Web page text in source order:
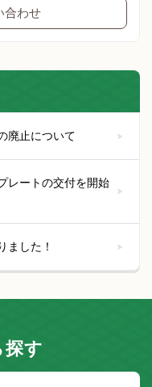
合わせ
廃止について
レートの交付を開始
ました！
探す